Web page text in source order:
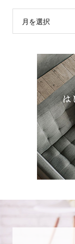
月を選択